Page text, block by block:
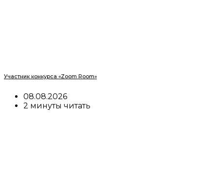
Участник конкурса «Zoom Room»
08.08.2026
2 минуты читать